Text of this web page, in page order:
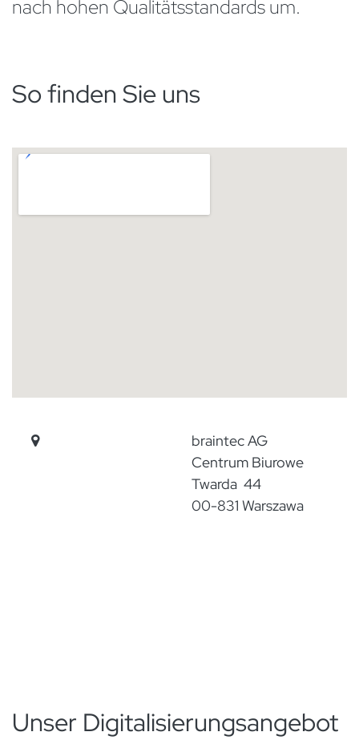
nach hohen Qualitätsstandards um.
So finden Sie uns
​
braintec AG
​Centrum Biurowe
Twarda 44
​00-831 Warszawa
Unser Digitalisierungsangebot